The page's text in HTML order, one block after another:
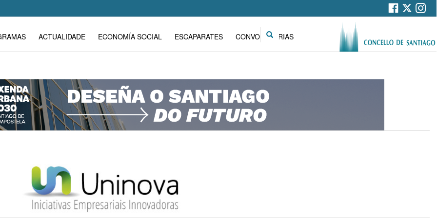
Search
ACTUALIDADE ECONOMÍA SOCIAL ESCAPARATES CONVOCATORIAS